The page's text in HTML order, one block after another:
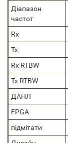
Діапазон
частот
Rx
Tx
Rx RTBW
Tx RTBW
ДАНЛ
FPGA
підмітати